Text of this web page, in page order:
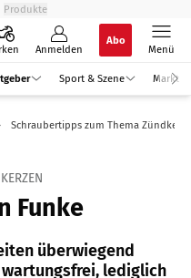
Produkte
Anmelden
Abo
Menü
Sport & Szene Markt
Schraubertipps zum Thema
Funke
überwiegend
lediglich